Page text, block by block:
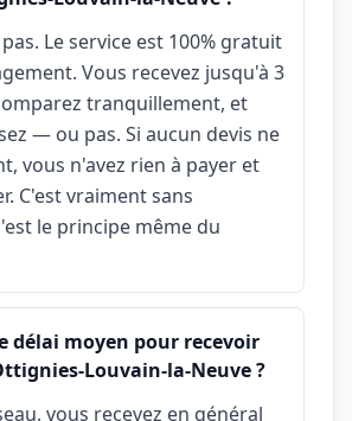
Le service est 100% gratuit
Vous recevez jusqu'à 3
tranquillement, et
— ou pas. Si aucun devis ne
vous n'avez rien à payer et
C'est vraiment sans
le principe même du
délai moyen pour recevoir
Louvain-la-Neuve ?
vous recevez en général